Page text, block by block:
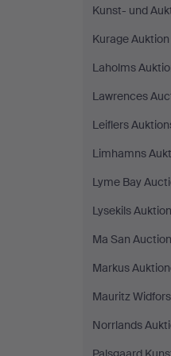
Kunst- und
Kurage Auktion
Laholms
Lawrences
Leiflers
Limhamns
Lyme Bay
Lysekils
Ma San Auction
Markus
Mauritz
Norrlands